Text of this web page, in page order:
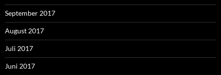
September 2017
August 2017
Juli 2017
Juni 2017